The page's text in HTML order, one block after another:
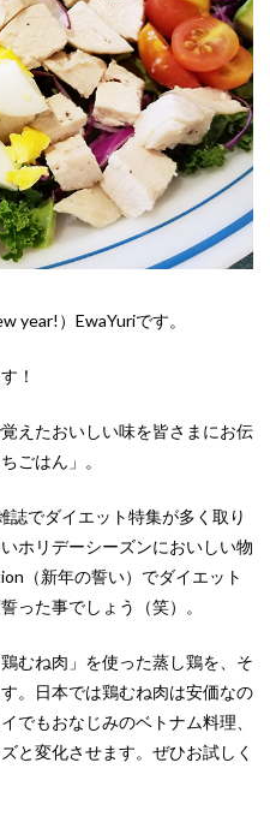
year!）EwaYuriです。
！
えたおいしい味を皆さまにお伝
ごはん」。
誌でダイエット特集が多く取り
ホリデーシーズンにおいしい物
（新年の誓い）でダイエット
った事でしょう（笑）。
むね肉」を使った蒸し鶏を、そ
。日本では鶏むね肉は安価なの
でもおなじみのベトナム料理、
と変化させます。ぜひお試しく